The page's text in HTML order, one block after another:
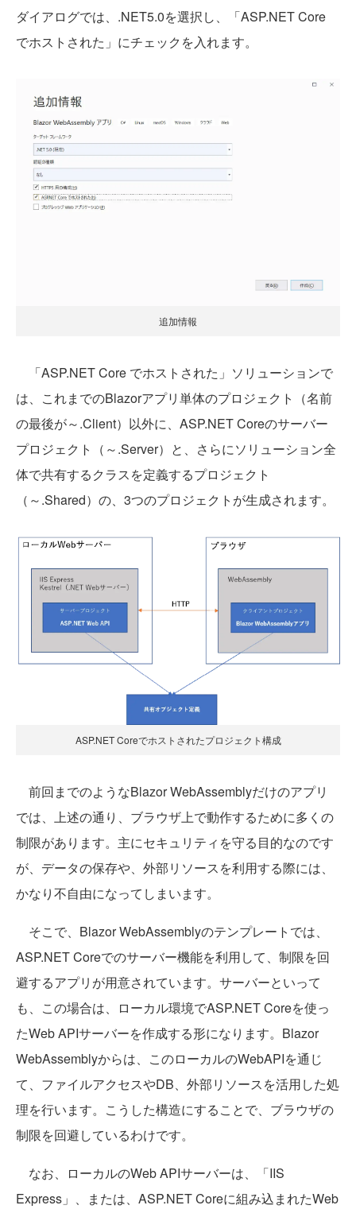
ダイアログでは、.NET5.0を選択し、「ASP.NET Core
でホストされた」にチェックを入れます。
追加情報
「ASP.NET Core でホストされた」ソリューションで
は、これまでのBlazorアプリ単体のプロジェクト（名前
の最後が～.Client）以外に、ASP.NET Coreのサーバー
プロジェクト（～.Server）と、さらにソリューション全
体で共有するクラスを定義するプロジェクト
（～.Shared）の、3つのプロジェクトが生成されます。
ASP.NET Coreでホストされたプロジェクト構成
前回までのようなBlazor WebAssemblyだけのアプリ
では、上述の通り、ブラウザ上で動作するために多くの
制限があります。主にセキュリティを守る目的なのです
が、データの保存や、外部リソースを利用する際には、
かなり不自由になってしまいます。
そこで、Blazor WebAssemblyのテンプレートでは、
ASP.NET Coreでのサーバー機能を利用して、制限を回
避するアプリが用意されています。サーバーといって
も、この場合は、ローカル環境でASP.NET Coreを使っ
たWeb APIサーバーを作成する形になります。Blazor
WebAssemblyからは、このローカルのWebAPIを通じ
て、ファイルアクセスやDB、外部リソースを活用した処
理を行います。こうした構造にすることで、ブラウザの
制限を回避しているわけです。
なお、ローカルのWeb APIサーバーは、「IIS
Express」、または、ASP.NET Coreに組み込まれたWeb